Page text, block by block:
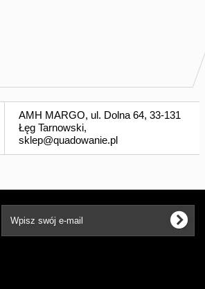
AMH MARGO, ul. Dolna 64, 33-131
Łęg Tarnowski,
sklep@quadowanie.pl